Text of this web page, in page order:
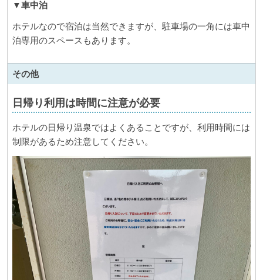
▼車中泊
ホテルなので宿泊は当然できますが、駐車場の一角には車中
泊専用のスペースもあります。
その他
日帰り利用は時間に注意が必要
ホテルの日帰り温泉ではよくあることですが、利用時間には
制限があるため注意してください。